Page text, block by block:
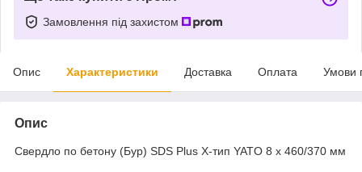
Замовлення під захистом
Опис Характеристики Доставка Оплата Умови
Опис
Свердло по бетону (Бур) SDS Plus Х-тип YATO 8 х 460/370 мм